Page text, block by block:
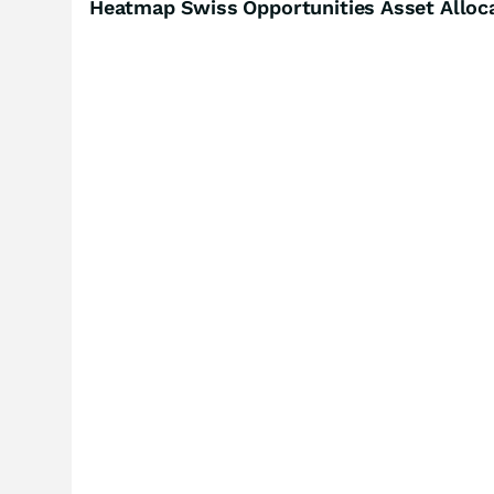
Heatmap Swiss Opportunities Asset